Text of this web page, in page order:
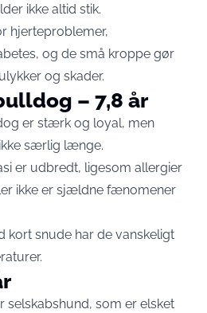
ikke altid stik.
hjerteproblemer,
og de små kroppe gør
og skader.
– 7,8 år
er stærk og loyal, men
særlig længe.
er udbredt, ligesom allergier
ikke er sjældne fænomener
kort snude har de vanskeligt
som er elsket